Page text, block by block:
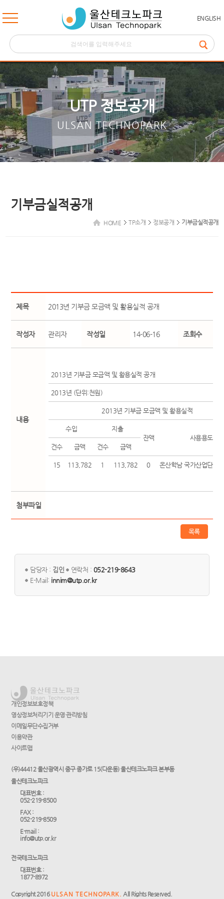
ENGLISH
UTP 정보공개
ULSAN TECHNOPARK
기부금실적공개
HOME TP소개 정보공개 기부금실적공개
제목 2013년 기부금 모금액 및 활용실적 공개
작성자 관리자 작성일 14-06-16 조회수
내용
2013년 기부금 모금액 및 활용실적 공개
2013년 (단위:천원)
2013년 기부금 모금액 및 활용실적
수입
지출
잔액
사용용도
건수
금액 건수 금액
15 113,782 1 113,782 0 온산학남 국가산업단지
첨부파일
목록
담당자 : 김인 연락처 : 052-219-8643
E-Mail: innim@utp.or.kr
개인정보보호정책
영상정보처리기기 운영·관리방침
이메일무단수집거부
이용약관
사이트맵
(우)44412 울산광역시 중구 종가로 15(다운동) 울산테크노파크 본부동
울산테크노파크
대표번호 :
052-219-8500
FAX :
052-219-8509
E-mail :
info@utp.or.kr
전국테크노파크
대표번호 :
1877-8972
Copyright 2016 ULSAN TECHNOPARK. All Rights Reserved.